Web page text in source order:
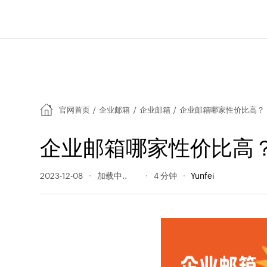
官网首页 / 企业邮箱 / 企业邮箱 / 企业邮箱哪家性价比高？
企业邮箱哪家性价比高
2023-12-08 396 阅读量 4 分钟 Yunfei